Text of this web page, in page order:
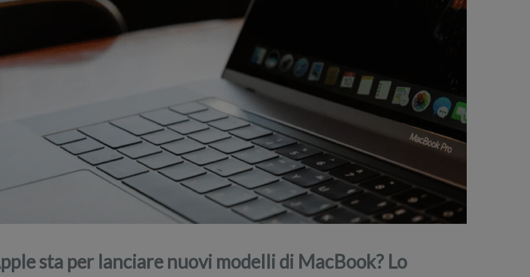
sta per lanciare nuovi modelli di MacBook? Lo